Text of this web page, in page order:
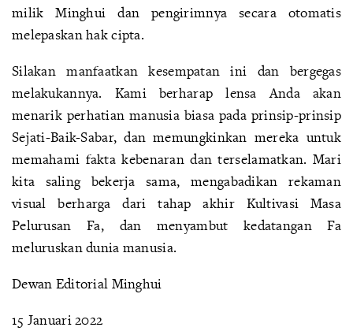
milik Minghui dan pengirimnya secara otomatis
melepaskan hak cipta.
Silakan manfaatkan kesempatan ini dan bergegas
melakukannya. Kami berharap lensa Anda akan
menarik perhatian manusia biasa pada prinsip-prinsip
Sejati-Baik-Sabar, dan memungkinkan mereka untuk
memahami fakta kebenaran dan terselamatkan. Mari
kita saling bekerja sama, mengabadikan rekaman
visual berharga dari tahap akhir Kultivasi Masa
Pelurusan Fa, dan menyambut kedatangan Fa
meluruskan dunia manusia.
Dewan Editorial Minghui
15 Januari 2022